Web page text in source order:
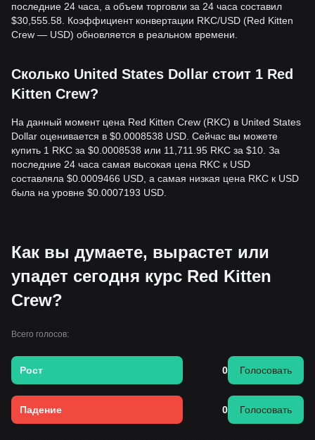
последние 24 часа, а объем торговли за 24 часа составил
$30,555.58. Коэффициент конвертации RKC/USD (Red Kitten
Crew — USD) обновляется в реальном времени.
Сколько United States Dollar стоит 1 Red
Kitten Crew?
На данный момент цена Red Kitten Crew (RKC) в United States
Dollar оценивается в $0.0008538 USD. Сейчас вы можете
купить 1 RKC за $0.0008538 или 11,711.95 RKC за $10. За
последние 24 часа самая высокая цена RKC к USD
составляла $0.0009466 USD, а самая низкая цена RKC к USD
была на уровне $0.0007193 USD.
Как вы думаете, вырастет или
упадет сегодня курс Red Kitten
Crew?
Всего голосов:
Рост 0 Голосовать
Падение 0 Голосовать